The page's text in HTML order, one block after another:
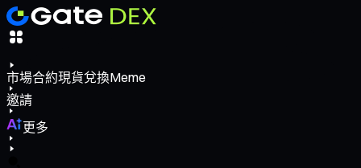
市場合約現貨兌換Meme
邀請
更多